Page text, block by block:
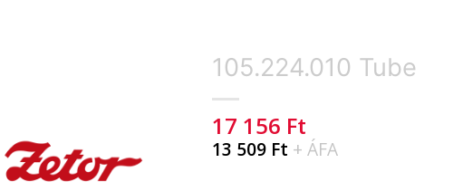
105.224.010 Tube
17 156 Ft
13 509 Ft + ÁFA